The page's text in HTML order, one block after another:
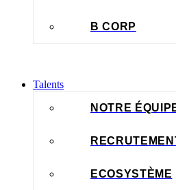
B CORP
Talents
NOTRE
ECOSYSTÈME